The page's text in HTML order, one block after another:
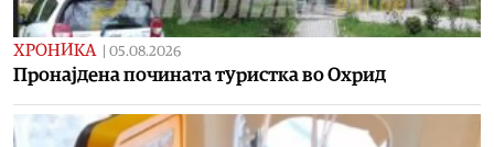
ХРОНИКА 05.08.2026
Пронајдена почината туристка во Охрид